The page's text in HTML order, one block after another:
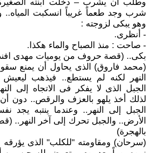
وطلب أن يشرب – دخلت ابنته
شرب وجد طعماً غريباً انسكبت المياه..
وهو يبكى لزوجته :
- أنظرى.
- صاحت : منذ الصباح والماء هكذا.
بكى.. (قصة حروف من يوميات مهدى
(محمد فاروق) الذى يحاول أن يمنع
النهر لكنه لم يستطع.. فيذهب
الجبل الذى لا يفكر فى الاتجاه إلى
لذلك أخذ يلهو بالعزف والرقص.. دون
الجبل إلى النهر.. وعندما ينتبه يجد
الأرض.. والجبل تحرك إلى آخر النهر..
بالهجرة)
(سرحان) ومقاومته "للكلب" الذى يؤرقه